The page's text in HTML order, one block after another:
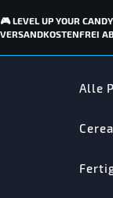
🎮 LEVEL UP YOUR
VERSANDKOSTENFREI
Alle